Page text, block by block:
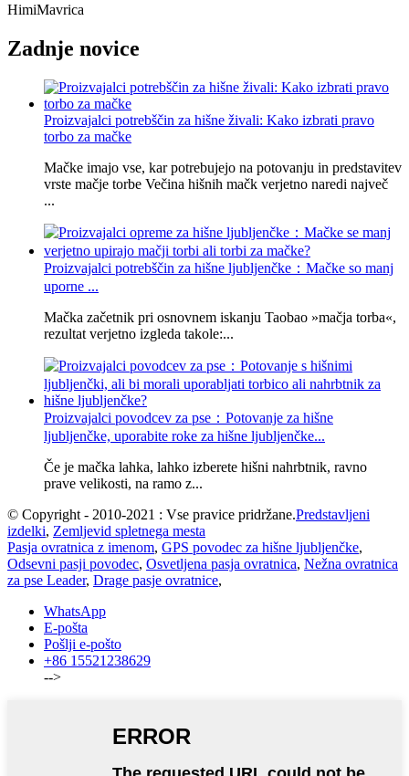
HimiMavrica
Zadnje novice
Proizvajalci potrebščin za hišne živali: Kako izbrati pravo
torbo za mačke
Mačke imajo vse, kar potrebujejo na potovanju in predstavitev
vrste mačje torbe Večina hišnih mačk verjetno naredi največ
...
Proizvajalci potrebščin za hišne ljubljenčke：Mačke so manj
uporne ...
Mačka začetnik pri osnovnem iskanju Taobao »mačja torba«,
rezultat verjetno izgleda takole:...
Proizvajalci povodcev za pse：Potovanje za hišne
ljubljenčke, uporabite roke za hišne ljubljenčke...
Če je mačka lahka, lahko izberete hišni nahrbtnik, ravno
prave velikosti, na ramo z...
© Copyright - 2010-2021 : Vse pravice pridržane.Predstavljeni
izdelki, Zemljevid spletnega mesta
Pasja ovratnica z imenom, GPS povodec za hišne ljubljenčke,
Odsevni pasji povodec, Osvetljena pasja ovratnica, Nežna ovratnica
za pse Leader, Drage pasje ovratnice,
WhatsApp
E-pošta
Pošlji e-pošto
+86 15521238629
-->